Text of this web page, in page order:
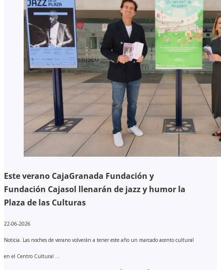
Este verano CajaGranada Fundación y
Fundación Cajasol llenarán de jazz y humor la
Plaza de las Culturas
22-06-2026
Noticia. Las noches de verano volverán a tener este año un marcado acento cultural
en el Centro Cultural ...